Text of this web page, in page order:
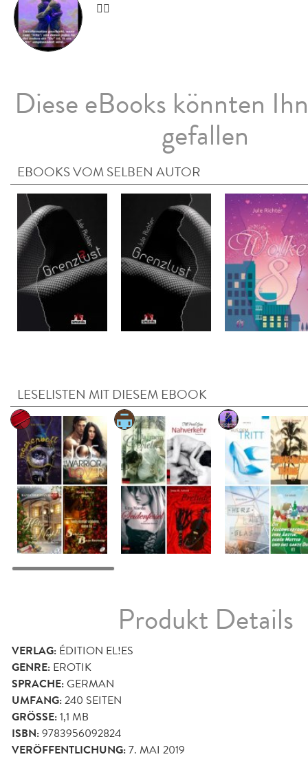
👍🏻
Diese eBooks könnten
gefallen
EBOOKS VOM SELBEN AUTOR
LESELISTEN MIT DIESEM EBOOK
Produkt Details
VERLAG: ÉDITION EL!ES
GENRE: EROTIK
SPRACHE:GERMAN
UMFANG:240 SEITEN
GRÖSSE: 1,1 MB
ISBN:9783956092824
VERÖFFENTLICHUNG:7. MAI 2019